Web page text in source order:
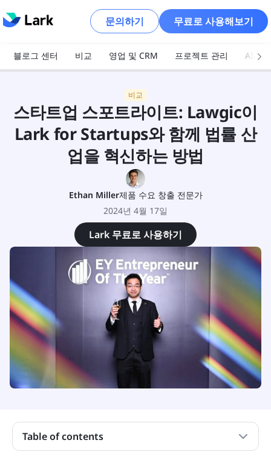
문의하기 무료로 사용해보기
블로그 센터 비교 영업 및 CRM 프로젝트 관리 AI 및
비교
스타트업 스포트라이트: Lawgic이
Lark for Startups와 함께 법률 산
업을 혁신하는 방법
Ethan Miller제품 수요 창출 전문가
2024년 4월 17일
Lark 무료로 사용하기
Table of contents